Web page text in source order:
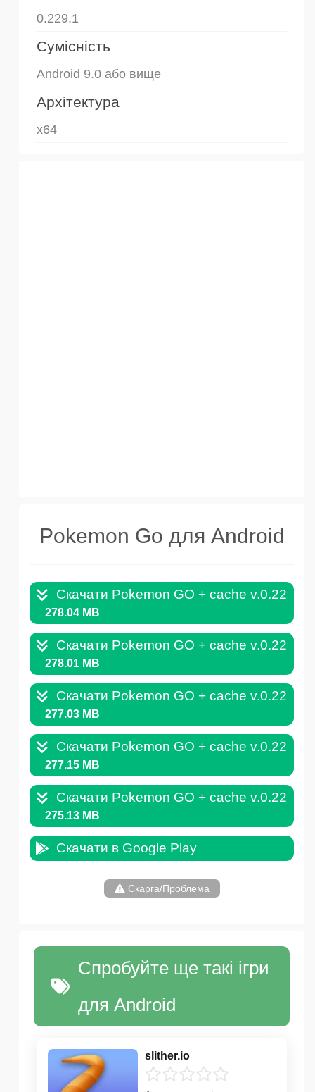
0.229.1
Сумісність
Android 9.0 або вище
Архітектура
x64
Pokemon Go для Android
Скачати Pokemon GO + cache
278.04 MB
Скачати Pokemon GO + cache
278.01 MB
Скачати Pokemon GO + cache
277.03 MB
Скачати Pokemon GO + cache
277.15 MB
Скачати Pokemon GO + cache
275.13 MB
Скачати в Google Play
Скарга/Проблема
Спробуйте ще такі ігри
для Android
slither.io